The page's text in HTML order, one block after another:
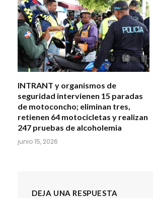
INTRANT y organismos de
seguridad intervienen 15 paradas
de motoconcho; eliminan tres,
retienen 64 motocicletas y realizan
247 pruebas de alcoholemia
junio 15, 2026
DEJA UNA RESPUESTA